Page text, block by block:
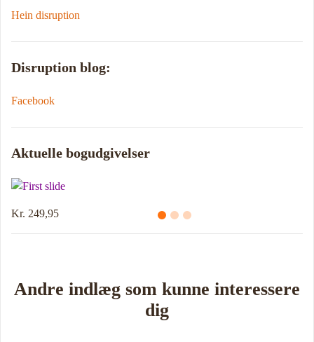
Hein disruption
Disruption blog:
Facebook
Aktuelle bogudgivelser
Kr. 249,95
Andre indlæg som kunne interessere
dig